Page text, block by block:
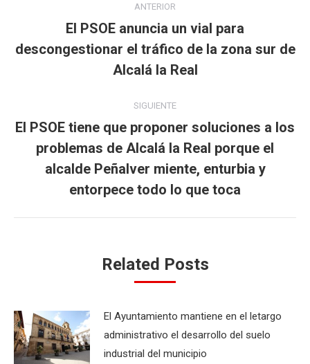
entre
publicaciones
ANTERIOR
Publicación
anterior:
El PSOE anuncia un vial para
descongestionar el tráfico de la zona sur de
Alcalá la Real
SIGUIENTE
siguiente:
El PSOE tiene que proponer soluciones a los
problemas de Alcalá la Real porque el
alcalde Peñalver miente, enturbia y
entorpece todo lo que toca
Related Posts
El Ayuntamiento mantiene en el letargo
administrativo el desarrollo del suelo
industrial del municipio